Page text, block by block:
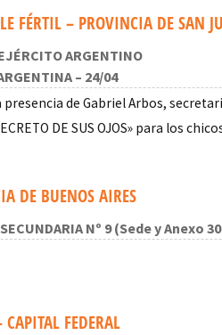
FÉRTIL – PROVINCIA DE SAN
ARGENTINO
– 24/04
presencia de Gabriel Arbos,
DE SUS OJOS» para los
DE BUENOS AIRES
SECUNDARIA Nº 9 (Sede y Anexo
FEDERAL